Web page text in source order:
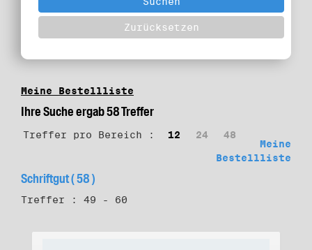
Meine Bestellliste
Ihre Suche ergab 58 Treffer
Treffer pro Bereich : 12 24
48
Meine
Bestellliste
Schriftgut ( 58 )
Treffer : 49 - 60